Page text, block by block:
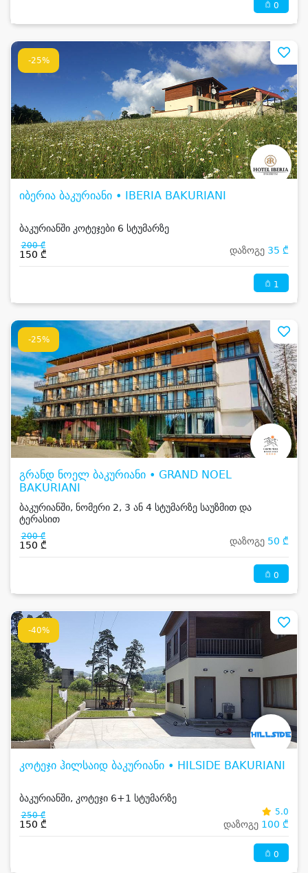
0
-25%
იბერია ბაკურიანი • IBERIA BAKURIANI
ბაკურიანში კოტეჯები 6 სტუმარზე
200 ₾
150 ₾ დაზოგე 35 ₾
1
-25%
გრანდ ნოელ ბაკურიანი • GRAND NOEL
BAKURIANI
ბაკურიანში, ნომერი 2, 3 ან 4 სტუმარზე საუზმით და
ტერასით
200 ₾
150 ₾ დაზოგე 50 ₾
0
-40%
კოტეჯი ჰილსაიდ ბაკურიანი • HILSIDE BAKURIANI
ბაკურიანში, კოტეჯი 6+1 სტუმარზე
250 ₾
150 ₾
5.0
დაზოგე 100 ₾
0